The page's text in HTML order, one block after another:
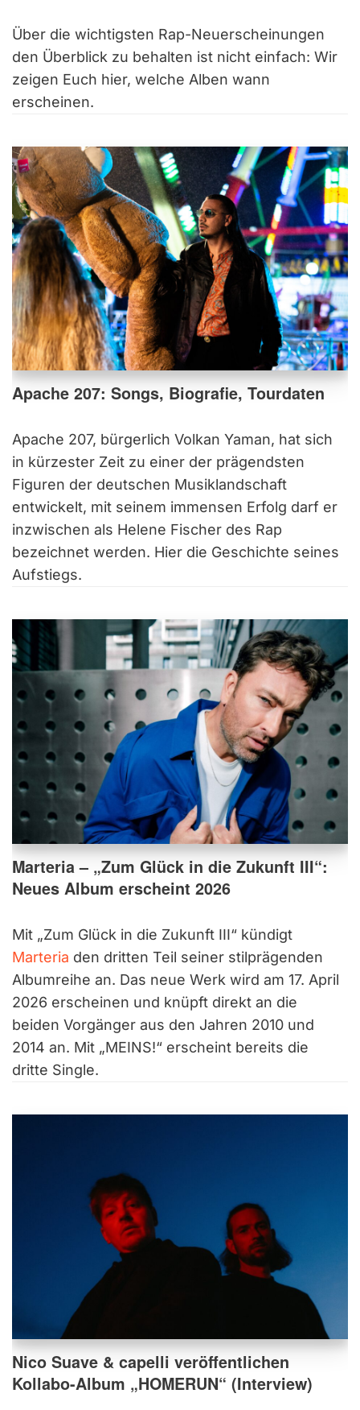
Über die wichtigsten Rap-Neuerscheinungen
den Überblick zu behalten ist nicht einfach: Wir
zeigen Euch hier, welche Alben wann
erscheinen.
Apache 207: Songs, Biografie, Tourdaten
Apache 207, bürgerlich Volkan Yaman, hat sich
in kürzester Zeit zu einer der prägendsten
Figuren der deutschen Musiklandschaft
entwickelt, mit seinem immensen Erfolg darf er
inzwischen als Helene Fischer des Rap
bezeichnet werden. Hier die Geschichte seines
Aufstiegs.
Marteria – „Zum Glück in die Zukunft III“:
Neues Album erscheint 2026
Mit „Zum Glück in die Zukunft III“ kündigt
Marteria den dritten Teil seiner stilprägenden
Albumreihe an. Das neue Werk wird am 17. April
2026 erscheinen und knüpft direkt an die
beiden Vorgänger aus den Jahren 2010 und
2014 an. Mit „MEINS!“ erscheint bereits die
dritte Single.
Nico Suave & capelli veröffentlichen
Kollabo-Album „HOMERUN“ (Interview)